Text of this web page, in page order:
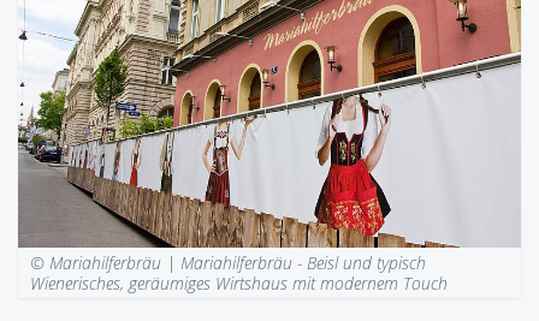
© Mariahilferbräu |Mariahilferbräu - Beisl und typisch
Wienerisches, geräumiges Wirtshaus mit modernem Touch